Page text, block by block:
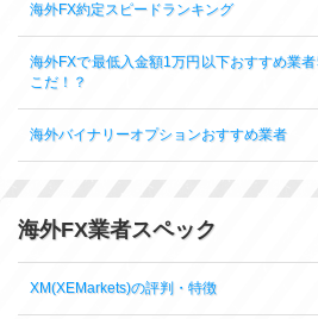
海外FX約定スピードランキング
海外FXで最低入金額1万円以下おすすめ業
こだ！？
海外バイナリーオプションおすすめ業者
海外FX業者スペック
XM(XEMarkets)の評判・特徴